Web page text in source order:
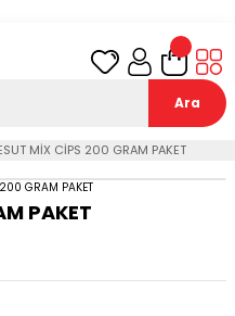
teslimat!
Ara
MİX CİPS 200 GRAM PAKET
PAKET